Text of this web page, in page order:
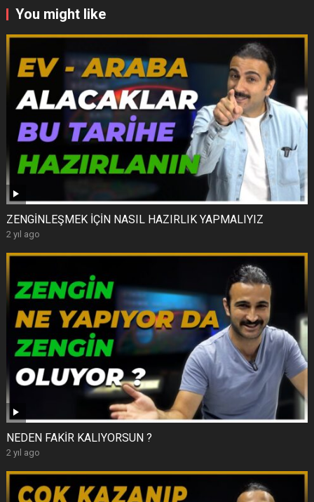
You might like
ZENGİNLEŞMEK İÇİN NASIL HAZIRLIK YAPMALIYIZ
2 yıl ago
NEDEN FAKİR KALIYORSUN ?
2 yıl ago